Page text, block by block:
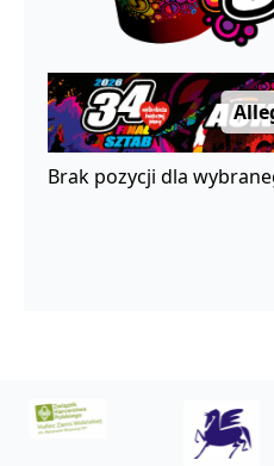
Brak pozycji dla